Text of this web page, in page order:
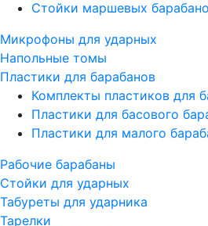
Стойки маршевых
Микрофоны для ударных
Напольные томы
Пластики для барабанов
Комплекты пластиков для
Пластики для басового
Пластики для малого
Рабочие барабаны
Стойки для ударных
Табуреты для ударника
Тарелки